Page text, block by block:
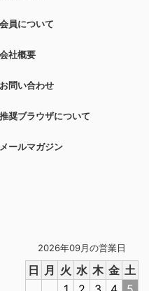
2026年09月の営業日
日 月 火 水 木 金 土
会員について
会社概要
お問い合わせ
推奨ブラウザについて
メールマガジン